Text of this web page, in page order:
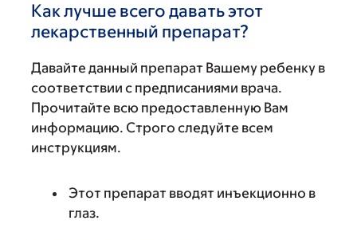
Как лучше всего давать этот
лекарственный препарат?
Давайте данный препарат Вашему ребенку в
соответствии с предписаниями врача.
Прочитайте всю предоставленную Вам
информацию. Строго следуйте всем
инструкциям.
Этот препарат вводят инъекционно в
глаз.